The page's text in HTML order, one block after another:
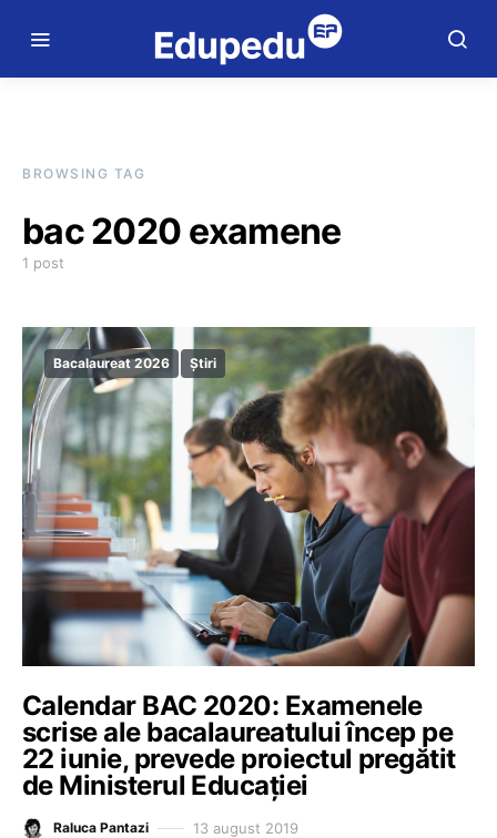
BROWSING TAG
bac 2020 examene
1 post
Bacalaureat 2026 Știri
Calendar BAC 2020: Examenele
scrise ale bacalaureatului încep pe
22 iunie, prevede proiectul pregătit
de Ministerul Educației
Raluca Pantazi 13 august 2019